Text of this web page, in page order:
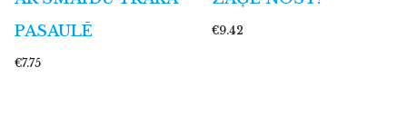
PASAULĒ
€7.75
€9.42